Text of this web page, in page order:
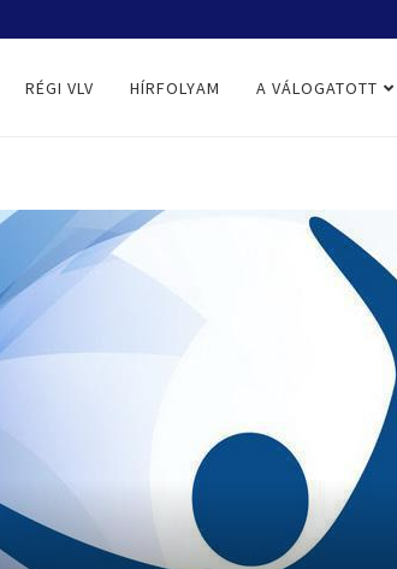
RÉGI VLV HÍRFOLYAM A VÁLOGATOTT